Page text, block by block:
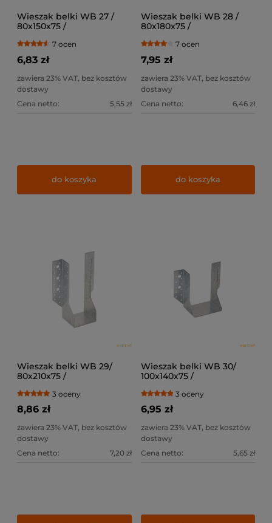
Wieszak belki WB 27 /
80x150x75 /
7 ocen
6,83 zł
zawiera 23% VAT, bez kosztów
dostawy
Cena netto:
5,55 zł
do koszyka
Wieszak belki WB 28 /
80x180x75 /
7 ocen
7,95 zł
zawiera 23% VAT, bez kosztów
dostawy
Cena netto:
6,46 zł
do koszyka
Wieszak belki WB 29/
80x210x75 /
3 oceny
8,86 zł
zawiera 23% VAT, bez kosztów
dostawy
Cena netto:
7,20 zł
Wieszak belki WB 30/
100x140x75 /
3 oceny
6,95 zł
zawiera 23% VAT, bez kosztów
dostawy
Cena netto:
5,65 zł